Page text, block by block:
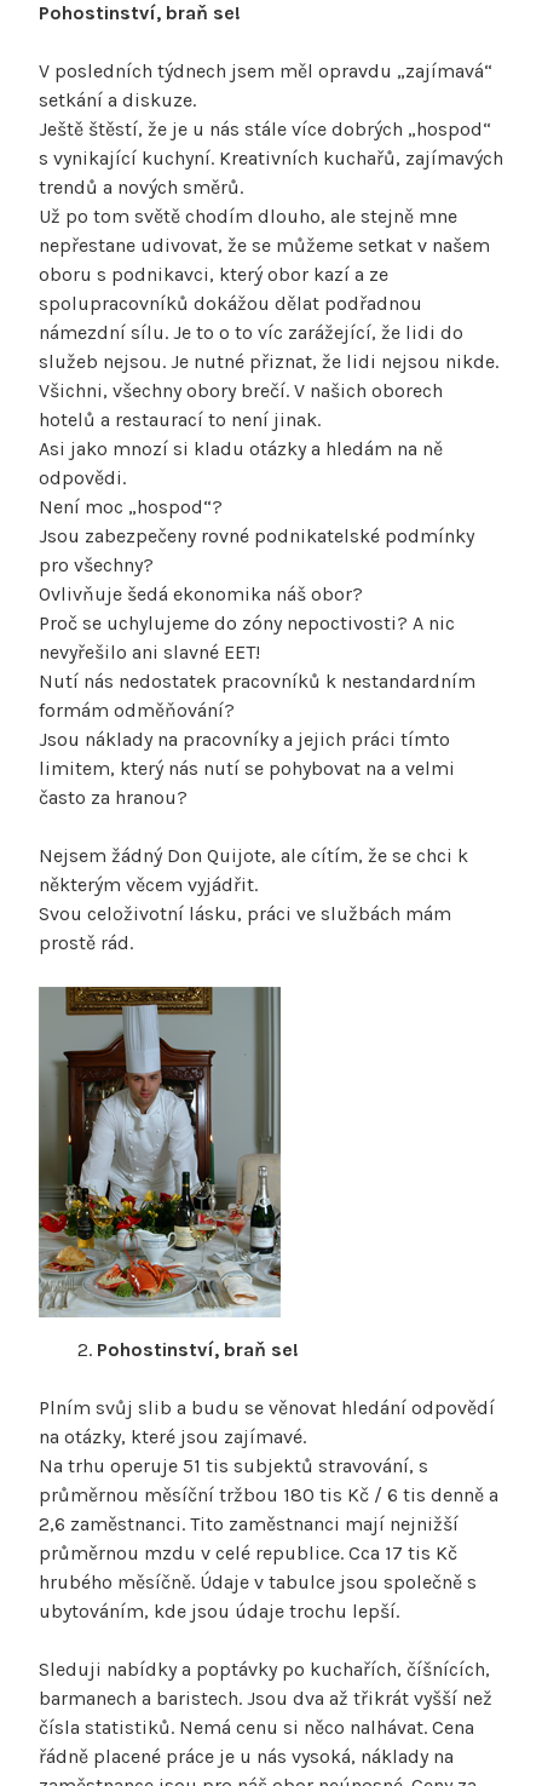
Pohostinství, braň se!
V posledních týdnech jsem měl opravdu „zajímavá“
setkání a diskuze.
Ještě štěstí, že je u nás stále více dobrých „hospod“
s vynikající kuchyní. Kreativních kuchařů, zajímavých
trendů a nových směrů.
Už po tom světě chodím dlouho, ale stejně mne
nepřestane udivovat, že se můžeme setkat v našem
oboru s podnikavci, který obor kazí a ze
spolupracovníků dokážou dělat podřadnou
námezdní sílu. Je to o to víc zarážející, že lidi do
služeb nejsou. Je nutné přiznat, že lidi nejsou nikde.
Všichni, všechny obory brečí. V našich oborech
hotelů a restaurací to není jinak.
Asi jako mnozí si kladu otázky a hledám na ně
odpovědi.
Není moc „hospod“?
Jsou zabezpečeny rovné podnikatelské podmínky
pro všechny?
Ovlivňuje šedá ekonomika náš obor?
Proč se uchylujeme do zóny nepoctivosti? A nic
nevyřešilo ani slavné EET!
Nutí nás nedostatek pracovníků k nestandardním
formám odměňování?
Jsou náklady na pracovníky a jejich práci tímto
limitem, který nás nutí se pohybovat na a velmi
často za hranou?
Nejsem žádný Don Quijote, ale cítím, že se chci k
některým věcem vyjádřit.
Svou celoživotní lásku, práci ve službách mám
prostě rád.
Pohostinství, braň se!
Plním svůj slib a budu se věnovat hledání odpovědí
na otázky, které jsou zajímavé.
Na trhu operuje 51 tis subjektů stravování, s
průměrnou měsíční tržbou 180 tis Kč / 6 tis denně a
2,6 zaměstnanci. Tito zaměstnanci mají nejnižší
průměrnou mzdu v celé republice. Cca 17 tis Kč
hrubého měsíčně. Údaje v tabulce jsou společně s
ubytováním, kde jsou údaje trochu lepší.
Sleduji nabídky a poptávky po kuchařích, číšnících,
barmanech a baristech. Jsou dva až třikrát vyšší než
čísla statistiků. Nemá cenu si něco nalhávat. Cena
řádně placené práce je u nás vysoká, náklady na